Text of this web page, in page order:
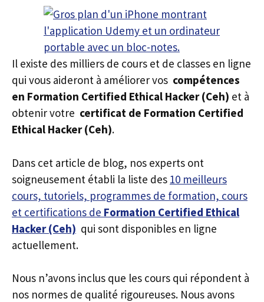
Il existe des milliers de cours et de classes en ligne
qui vous aideront à améliorer vos compétences
en Formation Certified Ethical Hacker (Ceh) et à
obtenir votre certificat de Formation Certified
Ethical Hacker (Ceh).
Dans cet article de blog, nos experts ont
soigneusement établi la liste des 10 meilleurs
cours, tutoriels, programmes de formation, cours
et certifications de Formation Certified Ethical
Hacker (Ceh) qui sont disponibles en ligne
actuellement.
Nous n’avons inclus que les cours qui répondent à
nos normes de qualité rigoureuses. Nous avons